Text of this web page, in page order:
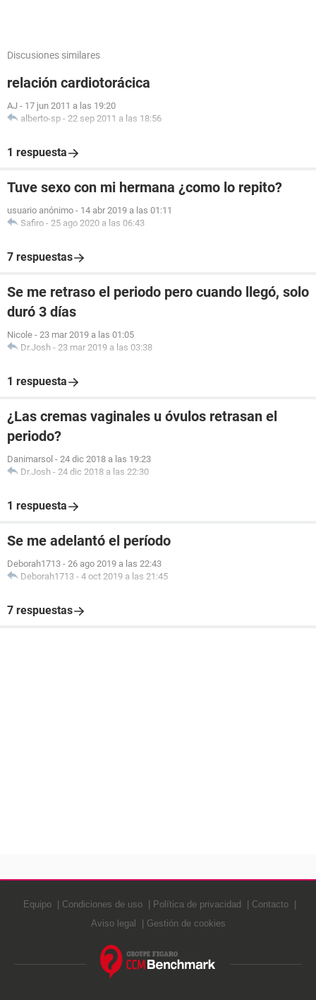
Discusiones similares
relación cardiotorácica
AJ - 17 jun 2011 a las 19:20
alberto-sp - 22 sep 2011 a las 18:56
1 respuesta
Tuve sexo con mi hermana ¿como lo repito?
usuario anónimo - 14 abr 2019 a las 01:11
Safiro - 25 ago 2020 a las 06:43
7 respuestas
Se me retraso el periodo pero cuando llegó, solo
duró 3 días
Nicole - 23 mar 2019 a las 01:05
Dr.Josh - 23 mar 2019 a las 03:38
1 respuesta
¿Las cremas vaginales u óvulos retrasan el
periodo?
Danimarsol - 24 dic 2018 a las 19:23
Dr.Josh - 24 dic 2018 a las 22:30
1 respuesta
Se me adelantó el período
Deborah1713 - 26 ago 2019 a las 22:43
Deborah1713 - 4 oct 2019 a las 21:45
7 respuestas
Equipo Condiciones de uso Política de privacidad
Contacto
Aviso legal
Gestión de cookies